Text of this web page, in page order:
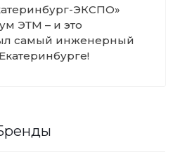
ЭКСПО»
ЭТМ – и это
самый инженерный